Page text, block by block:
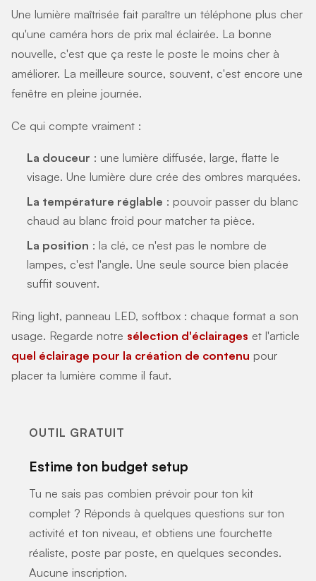
Une lumière maîtrisée fait paraître un téléphone plus cher
qu'une caméra hors de prix mal éclairée. La bonne
nouvelle, c'est que ça reste le poste le moins cher à
améliorer. La meilleure source, souvent, c'est encore une
fenêtre en pleine journée.
Ce qui compte vraiment :
La douceur : une lumière diffusée, large, flatte le
visage. Une lumière dure crée des ombres marquées.
La température réglable : pouvoir passer du blanc
chaud au blanc froid pour matcher ta pièce.
La position : la clé, ce n'est pas le nombre de
lampes, c'est l'angle. Une seule source bien placée
suffit souvent.
Ring light, panneau LED, softbox : chaque format a son
usage. Regarde notre sélection d'éclairages et l'article
quel éclairage pour la création de contenu pour
placer ta lumière comme il faut.
OUTIL GRATUIT
Estime ton budget setup
Tu ne sais pas combien prévoir pour ton kit
complet ? Réponds à quelques questions sur ton
activité et ton niveau, et obtiens une fourchette
réaliste, poste par poste, en quelques secondes.
Aucune inscription.